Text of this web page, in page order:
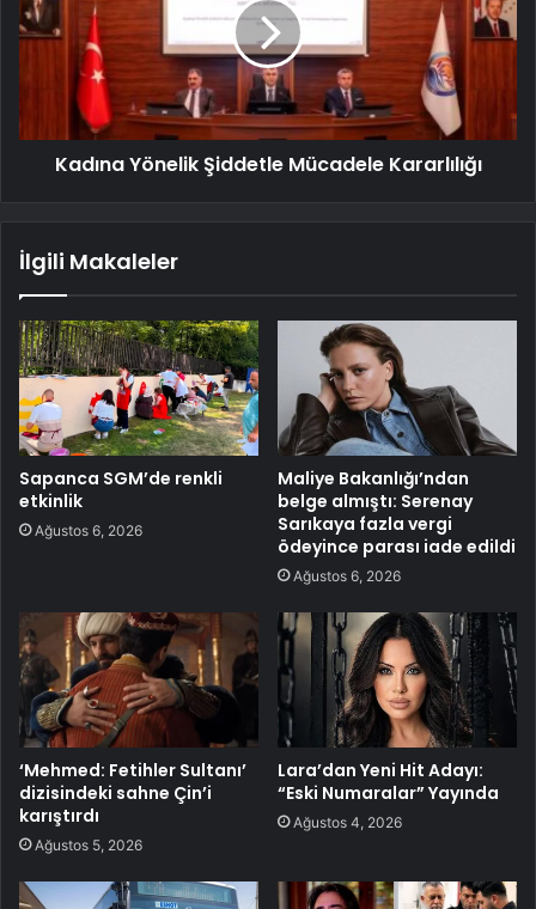
Kadına Yönelik Şiddetle Mücadele Kararlılığı
İlgili Makaleler
Sapanca SGM’de renkli
etkinlik
Ağustos 6, 2026
Maliye Bakanlığı’ndan
belge almıştı: Serenay
Sarıkaya fazla vergi
ödeyince parası iade edildi
Ağustos 6, 2026
‘Mehmed: Fetihler Sultanı’
dizisindeki sahne Çin’i
karıştırdı
Ağustos 5, 2026
Lara’dan Yeni Hit Adayı:
“Eski Numaralar” Yayında
Ağustos 4, 2026